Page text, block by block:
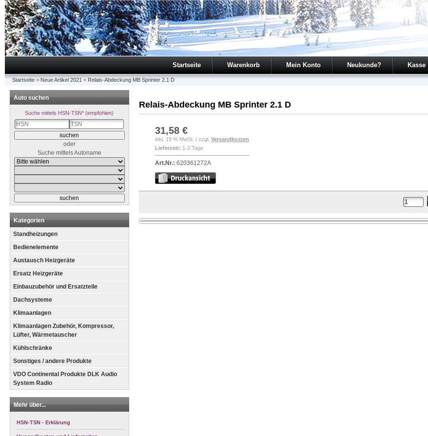
Startseite Warenkorb Mein Konto Neukunde? Kasse
Startseite » Neue Artikel 2021 » Relais-Abdeckung MB Sprinter 2.1 D
Relais-Abdeckung MB Sprinter 2.1 D
31,58 €
inkl. 19 % MwSt. | zzgl. Versandkosten
Lieferzeit: 1-2 Tage
Art.Nr.: 620361272A
Auto suchen
Suche mittels HSN-TSN* (empfohlen)
oder
Suche mittels Autoname
Kategorien
Standheizungen
Bedienelemente
Austausch Heizgeräte
Ersatz Heizgeräte
Einbauzubehör und Ersatzteile
Dachsysteme
Klimaanlagen
Klimaanlagen Zubehör, Kompressor,
Lüfter, Wärmetauscher
Kühlschränke
Sonstiges / andere Produkte
VDO Continental Produkte DLK Audio
System Radio
Mehr über...
HSN-TSN - Erklärung